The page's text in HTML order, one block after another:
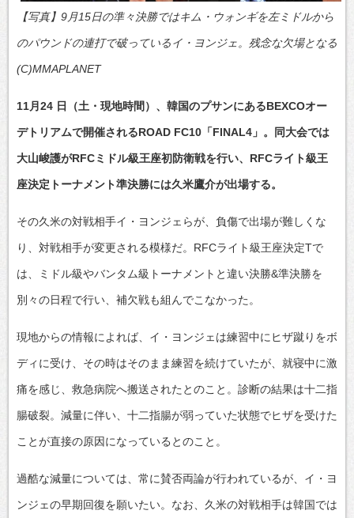
【写真】9月15日の準々決勝ではキム・ウォンギを左ミドルから
のパウンドの連打で破っているイ・ヨンジェ。残念な欠場となる
(C)MMAPLANET
11月24 日（土・現地時間）、韓国のプサンにあるBEXCOオー
デトリアムで開催されるROAD FC10「FINAL4」。同大会では
大山峻護がRFCミドル級王座初防衛戦を行い、RFCライト級王
座決定トーナメント準決勝には久米鷹介が出場する。
その久米の対戦相手イ・ヨンジェらが、負傷で出場が難しくな
り、対戦相手が変更される模様だ。RFCライト級王座決定Tで
は、ミドル級やバンタム級トーナメントと違い決勝&準決勝を
別々の日程で行い、補欠戦も組んでこなかった。
現地からの情報によれば、イ・ヨンジェは練習中にヒザ蹴りをボ
ディに受け、その時はそのまま練習を続けていたが、就寝中に激
痛を感じ、救急病院へ搬送されたとのこと。診断の結果は十二指
腸破裂。減量に伴い、十二指腸が弱っていた状態でヒザを受けた
ことが直接の原因になっているとのこと。
過酷な減量については、常に賛否両論が行われているが、イ・ヨ
ンジェの早期回復を願いたい。なお、久米の対戦相手は韓国では